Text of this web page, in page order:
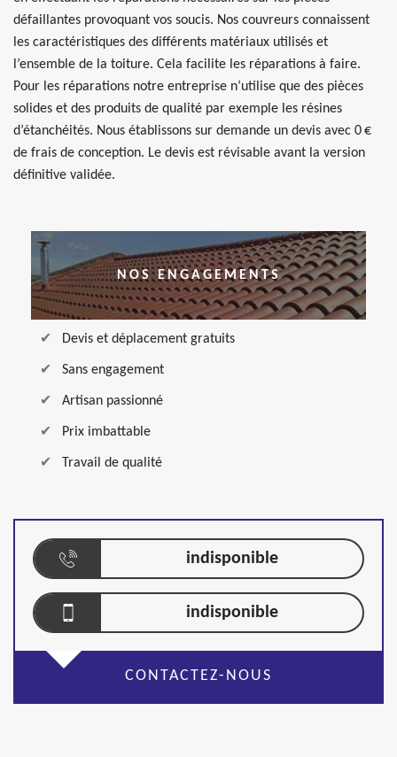
défaillantes provoquant vos soucis. Nos couvreurs connaissent
les caractéristiques des différents matériaux utilisés et
l’ensemble de la toiture. Cela facilite les réparations à faire.
Pour les réparations notre entreprise n’utilise que des pièces
solides et des produits de qualité par exemple les résines
d’étanchéités. Nous établissons sur demande un devis avec 0 €
de frais de conception. Le devis est révisable avant la version
définitive validée.
NOS ENGAGEMENTS
Devis et déplacement gratuits
Sans engagement
Artisan passionné
Prix imbattable
Travail de qualité
indisponible
indisponible
CONTACTEZ-NOUS